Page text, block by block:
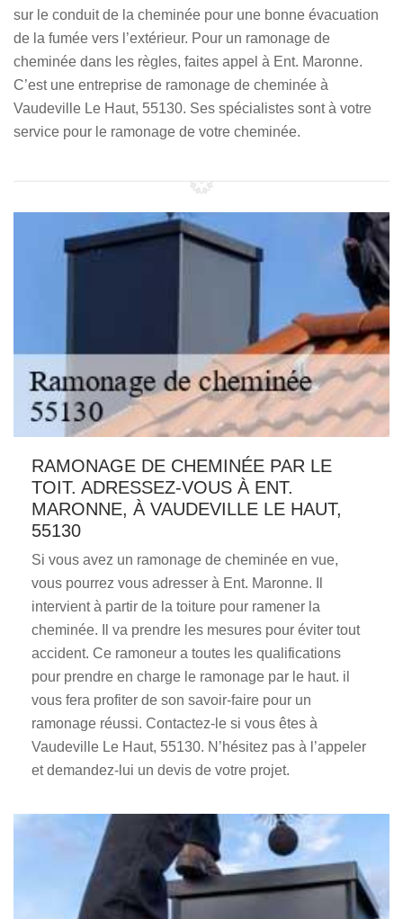
sur le conduit de la cheminée pour une bonne évacuation
de la fumée vers l’extérieur. Pour un ramonage de
cheminée dans les règles, faites appel à Ent. Maronne.
C’est une entreprise de ramonage de cheminée à
Vaudeville Le Haut, 55130. Ses spécialistes sont à votre
service pour le ramonage de votre cheminée.
RAMONAGE DE CHEMINÉE PAR LE
TOIT. ADRESSEZ-VOUS À ENT.
MARONNE, À VAUDEVILLE LE HAUT,
55130
Si vous avez un ramonage de cheminée en vue,
vous pourrez vous adresser à Ent. Maronne. Il
intervient à partir de la toiture pour ramener la
cheminée. Il va prendre les mesures pour éviter tout
accident. Ce ramoneur a toutes les qualifications
pour prendre en charge le ramonage par le haut. il
vous fera profiter de son savoir-faire pour un
ramonage réussi. Contactez-le si vous êtes à
Vaudeville Le Haut, 55130. N’hésitez pas à l’appeler
et demandez-lui un devis de votre projet.